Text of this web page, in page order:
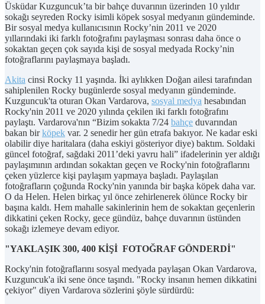
Üsküdar Kuzguncuk’ta bir bahçe duvarının üzerinden 10 yıldır
sokağı seyreden Rocky isimli köpek sosyal medyanın gündeminde.
Bir sosyal medya kullanıcısının Rocky’nin 2011 ve 2020
yıllarındaki iki farklı fotoğrafını paylaşması sonrası daha önce o
sokaktan geçen çok sayıda kişi de sosyal medyada Rocky’nin
fotoğraflarını paylaşmaya başladı.
Akita cinsi Rocky 11 yaşında. İki aylıkken Doğan ailesi tarafından
sahiplenilen Rocky bugünlerde sosyal medyanın gündeminde.
Kuzguncuk'ta oturan Okan Vardarova, sosyal medya hesabından
Rocky'nin 2011 ve 2020 yılında çekilen iki farklı fotoğrafını
paylaştı. Vardarova'nın “Bizim sokakta 7/24 bahçe duvarından
bakan birköpek var. 2 senedir her gün etrafa bakıyor. Ne kadar eski
olabilir diye haritalara (daha eskiyi gösteriyor diye) baktım. Soldaki
güncel fotoğraf, sağdaki 2011’deki yavru hali” ifadelerinin yer aldığı
paylaşımının ardından sokaktan geçen ve Rocky'nin fotoğraflarını
çeken yüzlerce kişi paylaşım yapmaya başladı. Paylaşılan
fotoğrafların çoğunda Rocky'nin yanında bir başka köpek daha var.
O da Helen. Helen birkaç yıl önce zehirlenerek ölünce Rocky bir
başına kaldı. Hem mahalle sakinlerinin hem de sokaktan geçenlerin
dikkatini çeken Rocky, gece gündüz, bahçe duvarının üstünden
sokağı izlemeye devam ediyor.
"YAKLAŞIK 300, 400 KİŞİ FOTOĞRAF GÖNDERDİ"
Rocky'nin fotoğraflarını sosyal medyada paylaşan Okan Vardarova,
Kuzguncuk'a iki sene önce taşındı. "Rocky insanın hemen dikkatini
çekiyor" diyen Vardarova sözlerini şöyle sürdürdü: